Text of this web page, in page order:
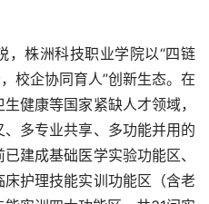
，株洲科技职业学院以“四链
校企协同育人”创新生态。在
健康等国家紧缺人才领域，
多专业共享、多功能并用的
建成基础医学实验功能区、
护理技能实训功能区（含老